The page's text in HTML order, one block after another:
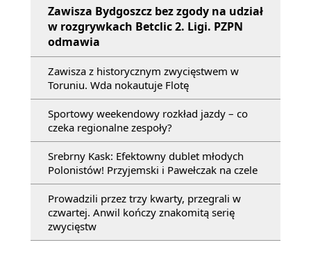
Zawisza Bydgoszcz bez zgody na udział
w rozgrywkach Betclic 2. Ligi. PZPN
odmawia
Zawisza z historycznym zwycięstwem w
Toruniu. Wda nokautuje Flotę
Sportowy weekendowy rozkład jazdy – co
czeka regionalne zespoły?
Srebrny Kask: Efektowny dublet młodych
Polonistów! Przyjemski i Pawełczak na czele
Prowadzili przez trzy kwarty, przegrali w
czwartej. Anwil kończy znakomitą serię
zwycięstw